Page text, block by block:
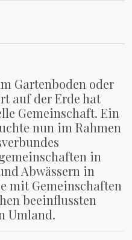
Gartenboden oder
auf der Erde hat
Gemeinschaft. Ein
nun im Rahmen
in
Abwässern in
mit Gemeinschaften
beeinflussten
Umland.